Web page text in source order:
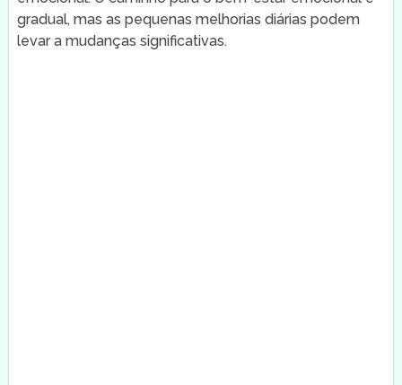
gradual, mas as pequenas melhorias diárias podem
levar a mudanças significativas.